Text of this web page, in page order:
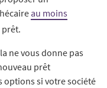
au moins
prêt.
ne vous donne pas
prêt
options si votre société